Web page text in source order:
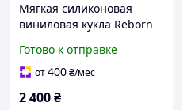
Мягкая силиконовая
виниловая кукла Reborn
реалистичная Бетти
Готово к отправке
от400₴/мес
2 400₴